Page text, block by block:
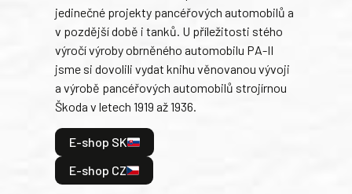
jedinečné projekty pancéřových automobilů a
v pozdější době i tanků. U příležitosti stého
výročí výroby obrněného automobilu PA-II
jsme si dovolili vydat knihu věnovanou vývoji
a výrobě pancéřových automobilů strojírnou
Škoda v letech 1919 až 1936.
E-shop SK
E-shop CZ